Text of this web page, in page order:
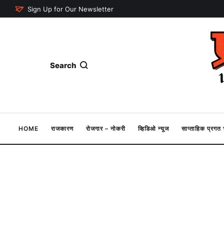
Sign Up for Our Newsletter
Search
HOME राजकारण रोजगार – नोकरी व्हिडिओ न्यूज साप्ताहिक